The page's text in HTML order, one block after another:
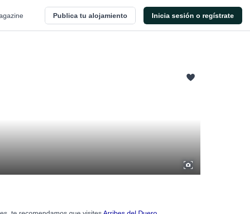
Publica tu alojamiento Inicia sesión o regístrate